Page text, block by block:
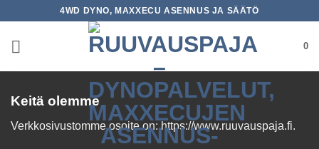
content
4WD DYNO, MAXXECU ASENNUS JA SÄÄTÖ
0
Keitä olemme
Verkkosivustomme osoite on: https://www.ruuvauspaja.fi.